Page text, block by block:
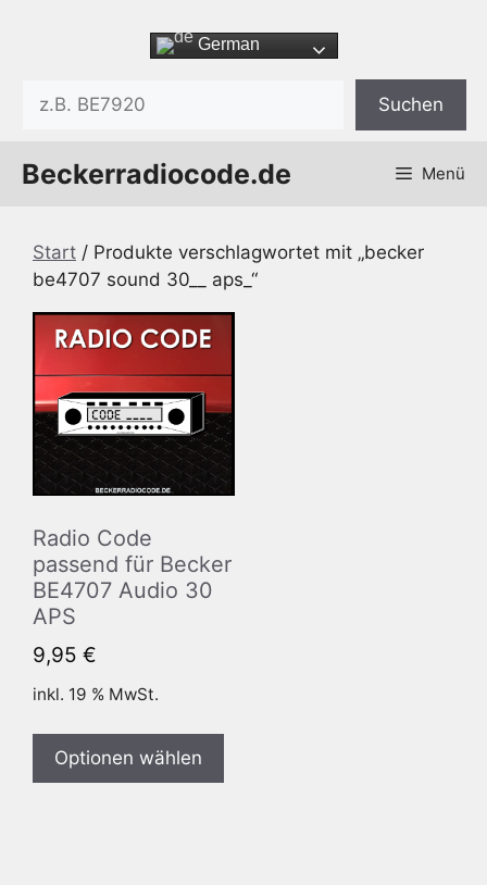
German
Suchen
Beckerradiocode.de Menü
Start / Produkte verschlagwortet mit „becker
be4707 sound 30__ aps_“
Radio Code
passend für Becker
BE4707 Audio 30
APS
9,95 €
inkl. 19 % MwSt.
Optionen wählen